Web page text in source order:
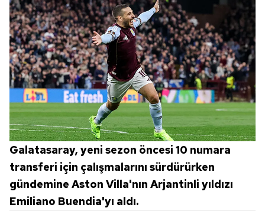
Galatasaray, yeni sezon öncesi 10 numara
transferi için çalışmalarını sürdürürken
gündemine Aston Villa'nın Arjantinli yıldızı
Emiliano Buendia'yı aldı.